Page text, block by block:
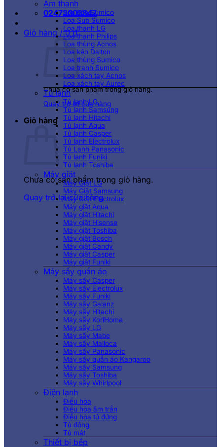
02473003847
Giỏ hàng /0₫
Chưa có sản phẩm trong giỏ hàng.
Quay trở lại cửa hàng
Giỏ hàng
Chưa có sản phẩm trong giỏ hàng.
Quay trở lại cửa hàng
Âm thanh
Loa kéo Sumico
Loa Sub Sumico
Loa thanh LG
Loa thanh Philips
Loa thùng Acnos
Loa kéo Dalton
Loa thùng Sumico
Loa tranh Sumico
Loa xách tay Acnos
Loa xách tay Aurec
Tủ lạnh
Tủ lạnh LG
Tủ lạnh Samsung
Tủ lạnh Hitachi
Tủ lạnh Aqua
Tủ lạnh Casper
Tủ lạnh Electrolux
Tủ Lạnh Panasonic
Tủ lạnh Funiki
Tủ lạnh Toshiba
Máy giặt
Máy Giặt LG
Máy Giặt Samsung
Máy Giặt Electrolux
Máy giặt Aqua
Máy giặt Hitachi
Máy giặt Hisense
Máy giặt Toshiba
Máy giặt Bosch
Máy giặt Candy
Máy giặt Casper
Máy giặt Funiki
Máy sấy quần áo
Máy sấy Casper
Máy sấy Electrolux
Máy sấy Funiki
Máy sấy Galanz
Máy sấy Hitachi
Máy sấy KoriHome
Máy sấy LG
Máy sấy Mabe
Máy sấy Malloca
Máy sấy Panasonic
Máy sấy quần áo Kangaroo
Máy sấy Samsung
Máy sấy Toshiba
Máy sấy Whirlpool
Điện lạnh
Điều hòa
Điều hòa âm trần
Điều hòa tủ đứng
Tủ đông
Tủ mát
Thiết bị bếp